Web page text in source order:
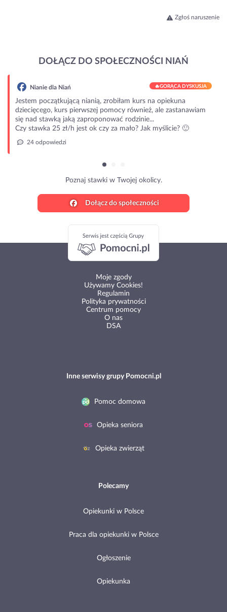
Zgłoś naruszenie
DOŁĄCZ DO SPOŁECZNOŚCI NIAŃ
Nianie dla Niań 🔥GORĄCA DYSKUSJA
Jestem początkującą nianią, zrobiłam kurs na opiekuna
dziecięcego, kurs pierwszej pomocy również, ale zastanawiam
się nad stawką jaką zaproponować rodzinie...
Czy stawka 25 zł/h jest ok czy za mało? Jak myślicie? 🙂
24 odpowiedzi
Poznaj stawki w Twojej okolicy.
Dołącz do społeczności
Moje zgody
Używamy Cookies!
Regulamin
Polityka prywatności
Centrum pomocy
O nas
DSA
Inne serwisy grupy Pomocni.pl
Pomoc domowa
Opieka seniora
Opieka zwierząt
Polecamy
Opiekunki w Polsce
Praca dla opiekunki w Polsce
Ogłoszenie
Opiekunka